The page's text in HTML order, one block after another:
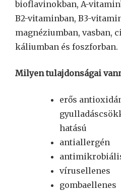
bioflavinokban, A-
B2-vitaminban, B3-
magnéziumban, vasban,
káliumban és foszforban.
Milyen tulajdonságai
erős
hatású
antiallergén
vírusellenes
gombaellenes